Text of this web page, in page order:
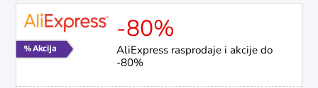
-80%
AliExpress rasprodaje i akcije do
-80%